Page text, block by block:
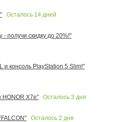
Осталось 14 дней
- получи скидку до 20%!"
и консоль PlayStation 5 Slim!"
X7e"
Осталось 3 дня
Осталось 2 дня